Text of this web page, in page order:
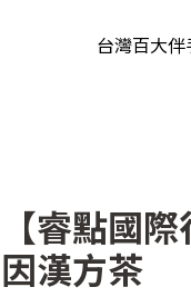
台灣百大
114年度展
111年度展
100-110 年
【睿點國
因漢方茶